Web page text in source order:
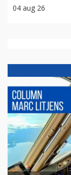
04 aug 26